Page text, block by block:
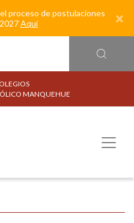
proceso de postulaciones
Aquí ×
MANQUEHUE